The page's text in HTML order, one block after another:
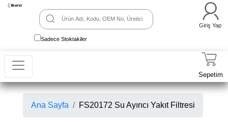
Sadece Stoktakiler
Giriş Yap
Sepetim
Ana Sayfa FS20172 Su Ayırıcı Yakıt Filtresi